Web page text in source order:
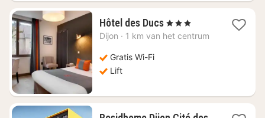
Hôtel des Ducs4
nachten
, 3 Sterren
Dijon · 1 km van het centrum
Gratis Wi-Fi
Lift